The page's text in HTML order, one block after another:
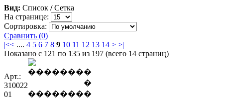
Вид: Список / Сетка
На странице:
Сортировка:
Сравнить (0)
|<< .... 4 5 6 7 8 9 10 11 12 13 14 > >|
Показано с 121 по 135 из 197 (всего 14 страниц)
Арт.:
310022
01